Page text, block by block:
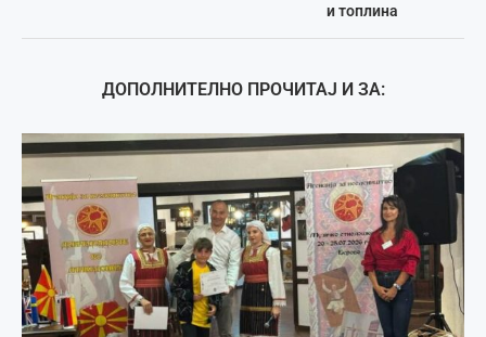
и топлина
ДОПОЛНИТЕЛНО ПРОЧИТАЈ И ЗА: